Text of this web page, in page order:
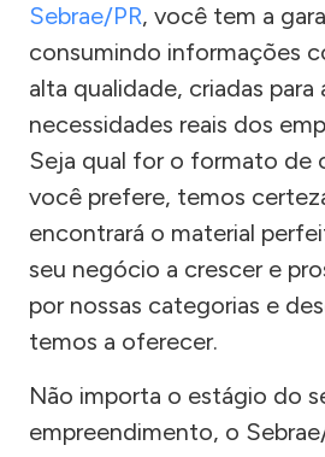
Sebrae/PR, você tem a
consumindo informações
alta qualidade, criadas para
necessidades reais dos
Seja qual for o formato de
você prefere, temos
encontrará o material
seu negócio a crescer e
por nossas categorias e
temos a oferecer.
Não importa o estágio do
empreendimento, o